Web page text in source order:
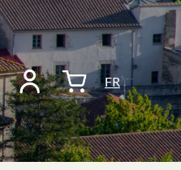
FR